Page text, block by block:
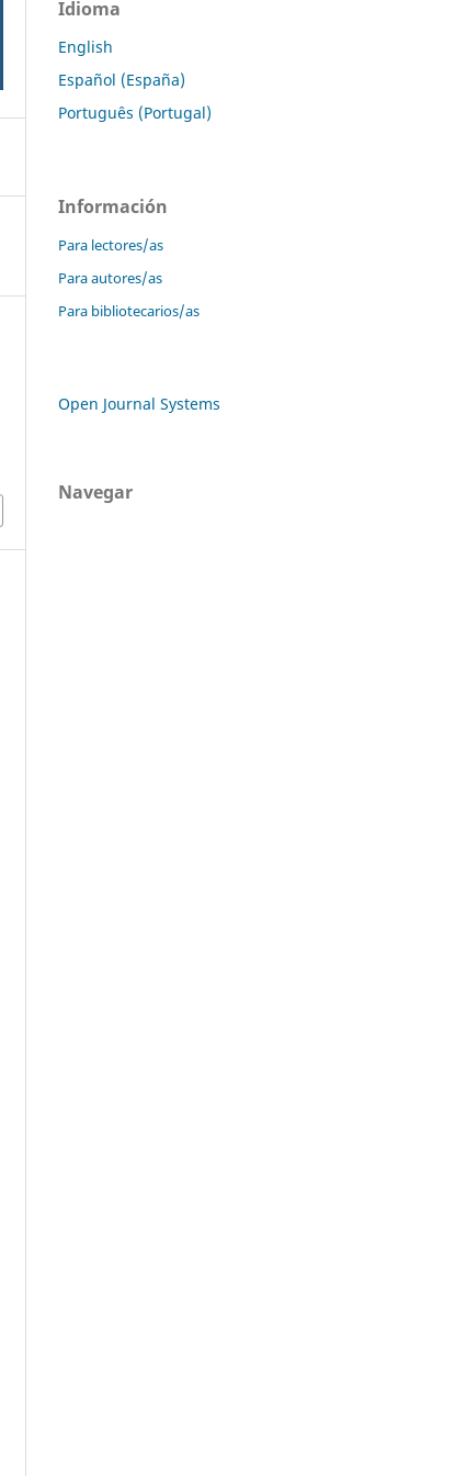
Idioma
English
Español (España)
Português (Portugal)
Información
Para lectores/as
Para autores/as
Para bibliotecarios/as
Open Journal Systems
Navegar